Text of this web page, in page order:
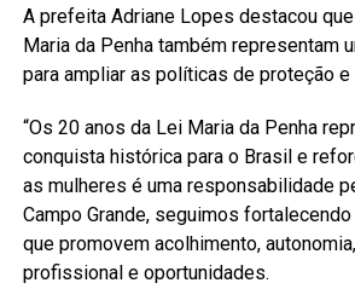
A prefeita Adriane Lopes destacou
Maria da Penha também representam
para ampliar as políticas de proteção e
“Os 20 anos da Lei Maria da Penha
conquista histórica para o Brasil e
as mulheres é uma responsabilidade
Campo Grande, seguimos
que promovem acolhimento,
profissional e oportunidades.